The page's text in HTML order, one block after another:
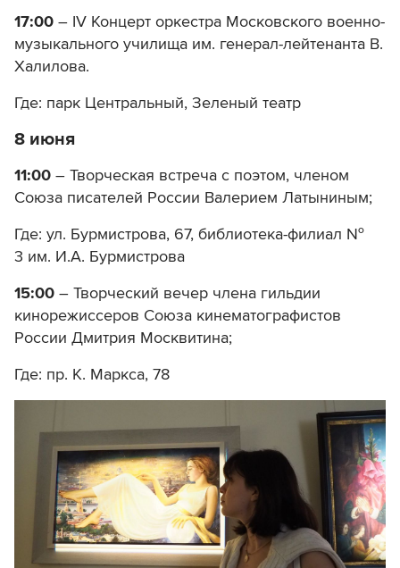
17:00 – IV Концерт оркестра Московского военно-
музыкального училища им. генерал-лейтенанта В.
Халилова.
Где: парк Центральный, Зеленый театр
8 июня
11:00 – Творческая встреча с поэтом, членом
Союза писателей России Валерием Латыниным;
Где: ул. Бурмистрова, 67, библиотека-филиал №
3 им. И.А. Бурмистрова
15:00 – Творческий вечер члена гильдии
кинорежиссеров Союза кинематографистов
России Дмитрия Москвитина;
Где: пр. К. Маркса, 78